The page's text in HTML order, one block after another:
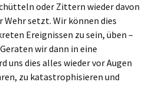
oder Zittern wieder davon
Wehr setzt. Wir können dies
Ereignissen zu sein, üben –
wir dann in eine
uns dies alles wieder vor Augen
zu katastrophisieren und